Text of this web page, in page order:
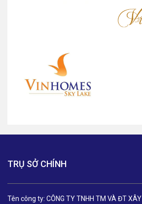
TRỤ SỞ CHÍNH
Tên công ty: CÔNG TY TNHH TM VÀ ĐT